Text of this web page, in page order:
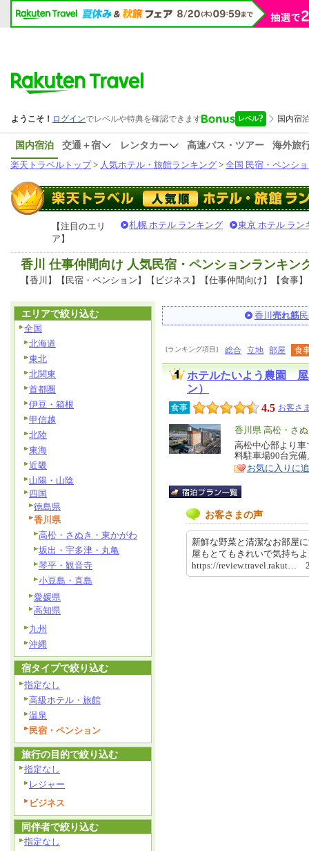
国内宿泊 交通＋宿 レンタカー 高速バス・ツアー
海外旅
楽天トラベルトップ> 人気ホテル・旅館ランキング > 全国 民宿・ペンシ
【注目のエリ
ア】
札幌 ホテル ランキング 東京 ホテル ラン
香川 仕事仲間向け 人気民宿・ペンションランキン
【香川】【民宿・ペンション】【ビジネス】【仕事仲間向け】【食事】
香川 売れ筋
[ランキング項目] 総合 立地 部屋 食
ホテルたいよう農園 屋
ン）
食事 4.5 お客さ
エ
リ
ア
香川県 高松・さ
特
徴
高松中心部より
料駐車場90台完
お気に入りに
お客さまの声
新鮮な野菜と清潔なお部屋
屋もとてもきれいで気持ち
https://review.travel.rakut…
エリアで絞り込む
全国
北海道
東北
北関東
首都圏
伊豆・箱根
甲信越
北陸
東海
近畿
山陽・山陰
四国
徳島県
香川県
高松・さぬき・東かがわ
坂出・宇多津・丸亀
琴平・観音寺
小豆島・直島
愛媛県
高知県
九州
沖縄
宿タイプで絞り込む
指定なし
高級ホテル・旅館
温泉
民宿・ペンション
旅行の目的で絞り込む
指定なし
レジャー
ビジネス
同伴者で絞り込む
指定なし